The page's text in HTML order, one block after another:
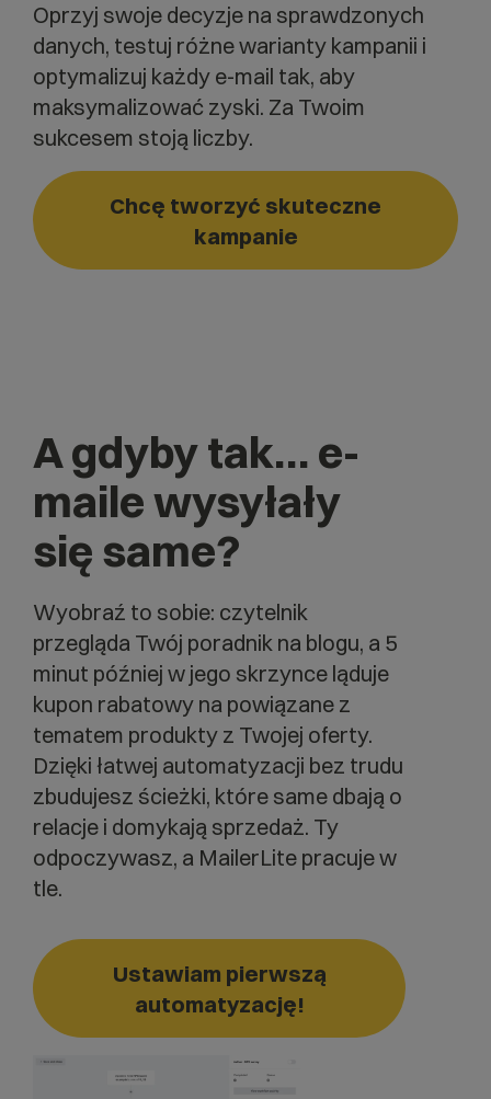
Oprzyj swoje decyzje na sprawdzonych
danych, testuj różne warianty kampanii i
optymalizuj każdy e-mail tak, aby
maksymalizować zyski. Za Twoim
sukcesem stoją liczby.
Chcę tworzyć skuteczne
kampanie
A gdyby tak… e-
maile wysyłały
się same?
Wyobraź to sobie: czytelnik
przegląda Twój poradnik na blogu, a 5
minut później w jego skrzynce ląduje
kupon rabatowy na powiązane z
tematem produkty z Twojej oferty.
Dzięki łatwej automatyzacji bez trudu
zbudujesz ścieżki, które same dbają o
relacje i domykają sprzedaż. Ty
odpoczywasz, a MailerLite pracuje w
tle.
Ustawiam pierwszą
automatyzację!